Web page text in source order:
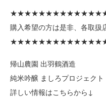
購入希望の方は是非、各取扱
帰山農園 出羽鶴酒造
純米吟醸 ましろプロジェクト
詳しい情報はこちらから↓